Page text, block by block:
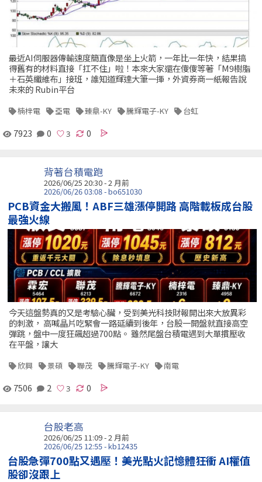
最近AI伺服器傳輸速度簡直像是坐上火箭，一年比一年快，結果搞
得舊有的材料直接「扛不住」啦！本來大家還在傻傻等著「M9樹脂
＋石英纖維布」接班，誰知道輝達大筆一揮，外資券商一紙報告說
未來的 Rubin平台
楠梓電 亞電 臻鼎-KY 騰輝電子-KY 台虹
7923 0 0
背著台積電跑
2026/06/25 20:30 - 2 月前
2026/06/26 03:08 - bo651030
PCB資金大搬風！ABF三雄漲停開路 高階載板成台股
最強火線
今天這盤勢真的又是考驗心臟，受到美光科技財報開出來大放異彩
的刺激， 高喊晶片吃緊會一路延續到後年，台股一開盤就直接高空
彈跳，盤中一度狂飆超過700點。 雖然尾盤台積電遇到大單摜壓收
在平盤，讓大
欣興 景碩 聯茂 騰輝電子-KY 南電
7506 2 0
台股老高
2026/06/25 11:09 - 2 月前
2026/06/25 12:55 - kb12435
台股急彈700點又遇壓！美光點火記憶體狂衝 AI權值
股卻沒跟上